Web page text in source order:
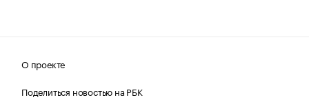
О проекте
Поделиться новостью на РБК